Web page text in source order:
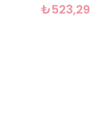
₺523,29